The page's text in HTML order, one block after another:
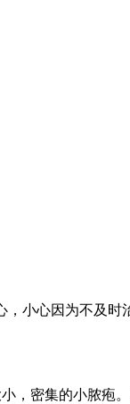
小心因为不及时
，密集的小脓疱